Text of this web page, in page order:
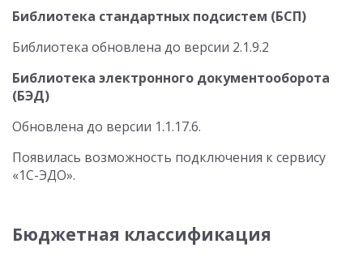
Библиотека стандартных подсистем (БСП)
Библиотека обновлена до версии 2.1.9.2
Библиотека электронного документооборота
(БЭД)
Обновлена до версии 1.1.17.6.
Появилась возможность подключения к сервису
«1С-ЭДО».
Бюджетная классификация